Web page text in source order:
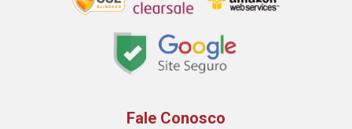
Fale Conosco